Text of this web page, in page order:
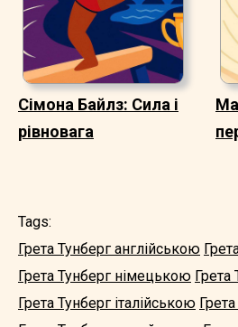
Сімона Байлз: Сила і
рівновага
Tags:
Грета Тунберг англійською
Грета Тунберг німецькою
Грета Тунберг італійською